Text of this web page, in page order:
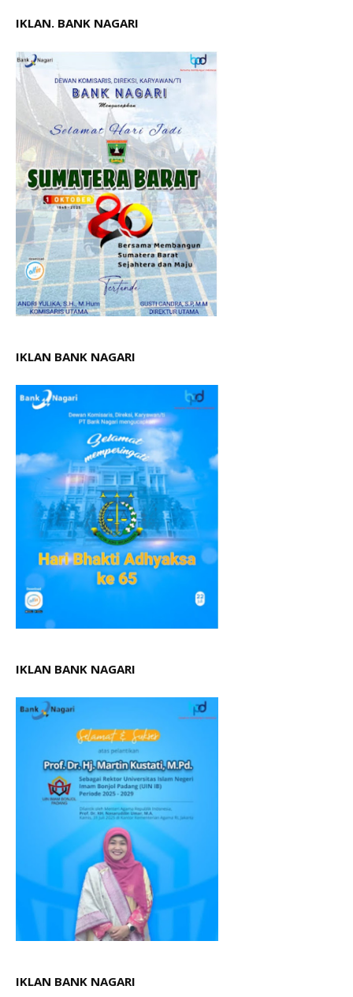
IKLAN. BANK NAGARI
IKLAN BANK NAGARI
IKLAN BANK NAGARI
IKLAN BANK NAGARI